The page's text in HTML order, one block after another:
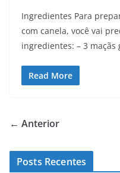
Ingredientes Para
com canela, você vai
ingredientes: – 3 maçãs
Read More
← Anterior
Posts Recentes